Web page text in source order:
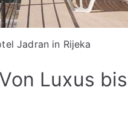
Jadran in Rijeka
Luxus bis